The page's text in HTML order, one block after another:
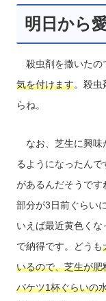
明日から
殺虫剤を撒いたの
気を付けます。殺虫
らね。
なお、芝生に興味
るようになったんで
があるんだそうで
部分が3日前ぐらい
いえば最近黄色く
で納得です。どうも
いるので、芝生が肥
バケツ1杯ぐらいの